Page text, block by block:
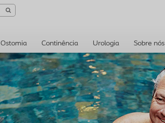
Ostomia Continência Urologia Sobre nós